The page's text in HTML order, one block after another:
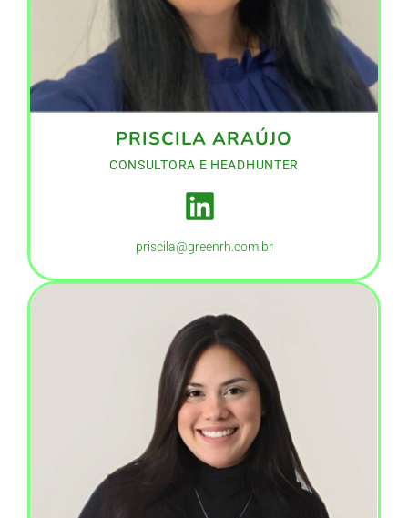
PRISCILA ARAÚJO
CONSULTORA E HEADHUNTER
priscila@greenrh.com.br